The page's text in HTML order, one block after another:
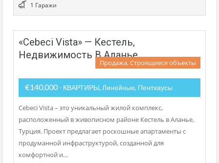
1 Гаражи
«Cebeci Vista» — Кестель,
Недвижимость В Аланье
Продажа, Строящиеся объекты
€140,000 - КВАРТИРЫ, Линейные, Пентхаусы
Cebeci Vista – это уникальный жилой комплекс,
расположенный в живописном районе Кестель в Аланье,
Турция. Проект предлагает роскошные апартаменты с
продуманной инфраструктурой, созданной для
комфортной и…